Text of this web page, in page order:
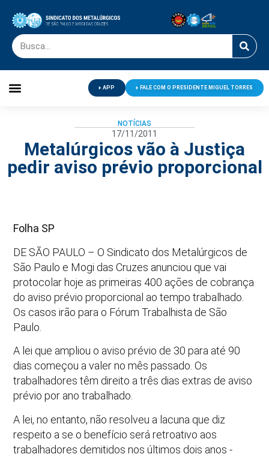
APP FALE COM O PRESIDENTE MIGUEL TORRES
NOTÍCIAS
17/11/2011
Metalúrgicos vão à Justiça
pedir aviso prévio proporcional
Folha SP
DE SÃO PAULO – O Sindicato dos Metalúrgicos de
São Paulo e Mogi das Cruzes anunciou que vai
protocolar hoje as primeiras 400 ações de cobrança
do aviso prévio proporcional ao tempo trabalhado.
Os casos irão para o Fórum Trabalhista de São
Paulo.
A lei que ampliou o aviso prévio de 30 para até 90
dias começou a valer no mês passado. Os
trabalhadores têm direito a três dias extras de aviso
prévio por ano trabalhado.
A lei, no entanto, não resolveu a lacuna que diz
respeito a se o benefício será retroativo aos
trabalhadores demitidos nos últimos dois anos -